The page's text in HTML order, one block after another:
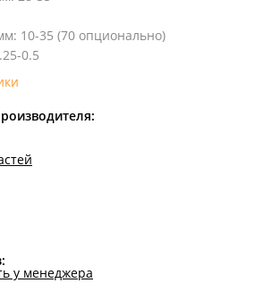
: 10-35 (70 опционально)
0.5
у менеджера